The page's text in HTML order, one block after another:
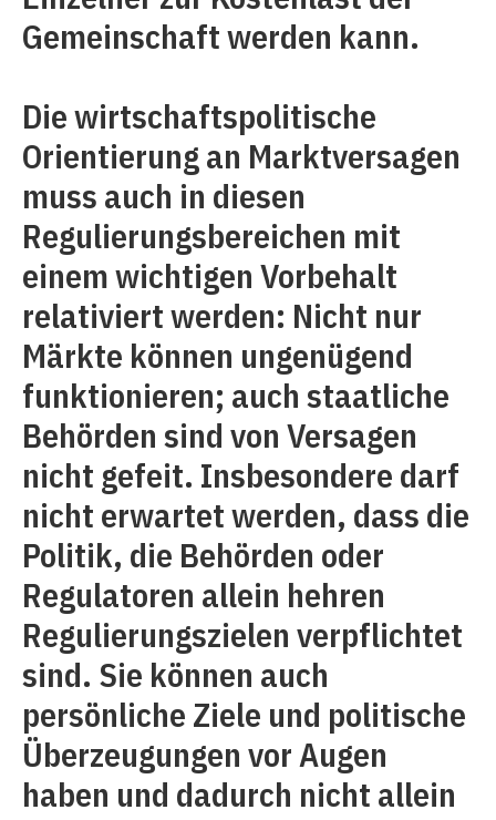
Gemeinschaft werden kann.
Die wirtschaftspolitische
Orientierung an Marktversagen
muss auch in diesen
Regulierungsbereichen mit
einem wichtigen Vorbehalt
relativiert werden: Nicht nur
Märkte können ungenügend
funktionieren; auch staatliche
Behörden sind von Versagen
nicht gefeit. Insbesondere darf
nicht erwartet werden, dass die
Politik, die Behörden oder
Regulatoren allein hehren
Regulierungszielen verpflichtet
sind. Sie können auch
persönliche Ziele und politische
Überzeugungen vor Augen
haben und dadurch nicht allein